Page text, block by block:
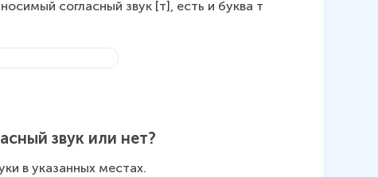
согласный звук [т], есть и буква т
звук или нет?
в указанных местах.